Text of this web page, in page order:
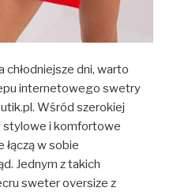
chłodniejsze dni, warto
internetowego swetry
Wśród szerokiej
stylowe i komfortowe
łączą w sobie
Jednym z takich
sweter oversize z